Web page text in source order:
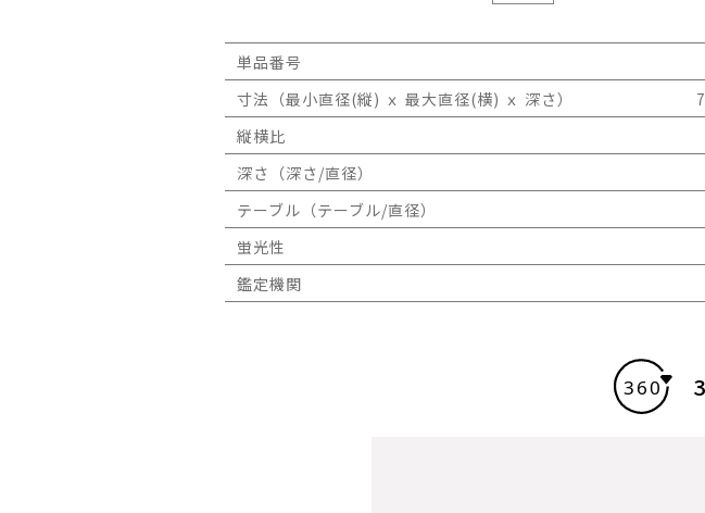
単品番号
寸法（最小直径(縦) ｘ 最大直径(横) ｘ 深さ）
縦横比
深さ（深さ/直径）
テーブル（テーブル/直径）
蛍光性
鑑定機関